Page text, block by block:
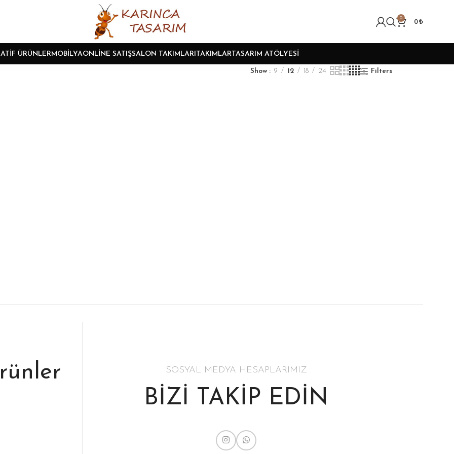
0 0₺
ÜRÜNLERMOBILYAONLINE SATIŞSALON TAKIMLARI TAKIMLARTASARIM ATÖLYESI
Show 9 12 18 24 Filters
SOSYAL MEDYA HESAPLARIMIZ
BİZİ TAKİP EDİN